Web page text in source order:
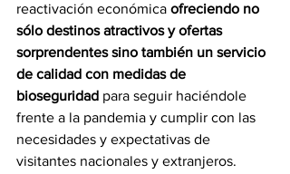
reactivación económica ofreciendo no
sólo destinos atractivos y ofertas
sorprendentes sino también un servicio
de calidad con medidas de
bioseguridad para seguir haciéndole
frente a la pandemia y cumplir con las
necesidades y expectativas de
visitantes nacionales y extranjeros.